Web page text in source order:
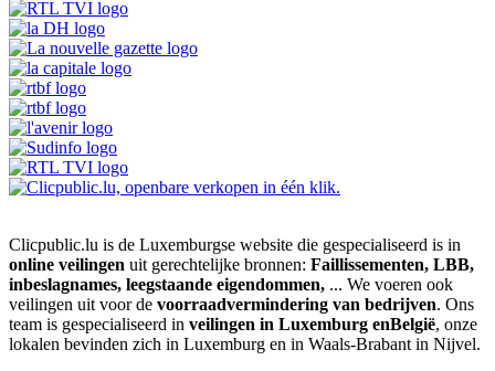
Clicpublic.lu is de Luxemburgse website die gespecialiseerd is in
online veilingen uit gerechtelijke bronnen: Faillissementen, LBB,
inbeslagnames, leegstaande eigendommen, ... We voeren ook
veilingen uit voor de voorraadvermindering van bedrijven. Ons
team is gespecialiseerd in veilingen in Luxemburg enBelgië, onze
lokalen bevinden zich in Luxemburg en in Waals-Brabant in Nijvel.